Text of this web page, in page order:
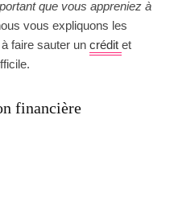
que vous appreniez à
vous expliquons les
faire sauter un crédit et
financière